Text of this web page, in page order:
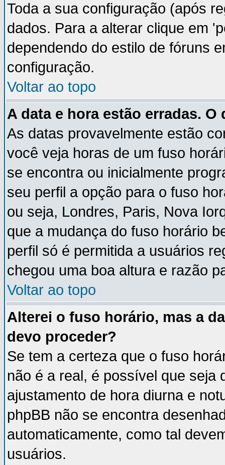
Toda a sua configuração (após
dados. Para a alterar clique em
dependendo do estilo de fóruns
configuração.
Voltar ao topo
A data e hora estão erradas. O
As datas provavelmente estão
você veja horas de um fuso
se encontra ou inicialmente
seu perfil a opção para o fuso
ou seja, Londres, Paris, Nova
que a mudança do fuso horário
perfil só é permitida a usuários
chegou uma boa altura e razão
Voltar ao topo
Alterei o fuso horário, mas a
devo proceder?
Se tem a certeza que o fuso
não é a real, é possível que seja
ajustamento de hora diurna e
phpBB não se encontra
automaticamente, como tal
usuários.